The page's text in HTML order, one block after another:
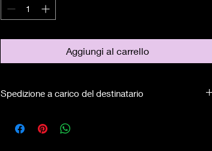
Aggiungi al carrello
Spedizione a carico del destinatario